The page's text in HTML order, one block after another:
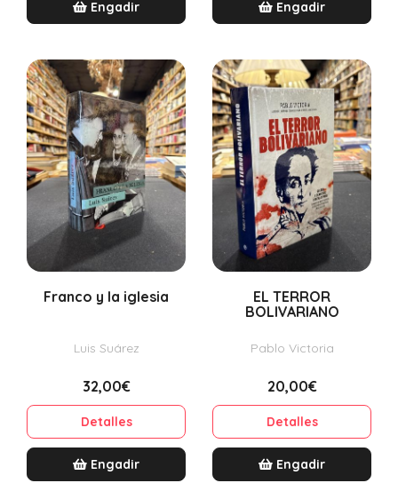
Engadir Engadir
Franco y la iglesia
Luis Suárez
32,00€
Detalles
Engadir
EL TERROR
BOLIVARIANO
Pablo Victoria
20,00€
Detalles
Engadir